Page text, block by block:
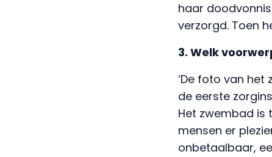
haar
verzorgd. Toen
3. Welk
‘De foto van het
de eerste
Het zwembad is
mensen er
onbetaalbaar,